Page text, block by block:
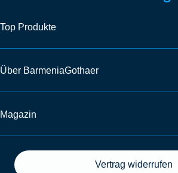
Top Produkte
Über BarmeniaGothaer
Magazin
Vertrag widerrufen